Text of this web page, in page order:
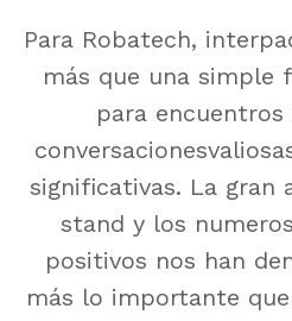
Para Robatech,
más que una simple
para encuentros
significativas. La gran
stand y los
positivos nos han
más lo importante